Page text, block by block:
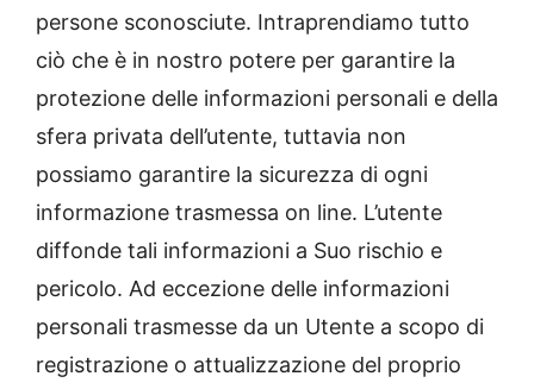
persone sconosciute. Intraprendiamo tutto
ciò che è in nostro potere per garantire la
protezione delle informazioni personali e della
sfera privata dell’utente, tuttavia non
possiamo garantire la sicurezza di ogni
informazione trasmessa on line. L’utente
diffonde tali informazioni a Suo rischio e
pericolo. Ad eccezione delle informazioni
personali trasmesse da un Utente a scopo di
registrazione o attualizzazione del proprio